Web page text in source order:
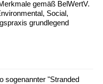
gemäß BelWertV.
Social,
grundlegend
sogenannter "Stranded